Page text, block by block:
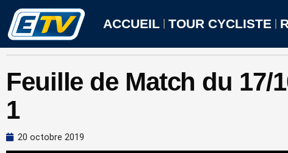
Aller
contenu
ACCUEIL TOUR CYCLISTE
Feuille de Match du 17/
1
20 octobre 2019